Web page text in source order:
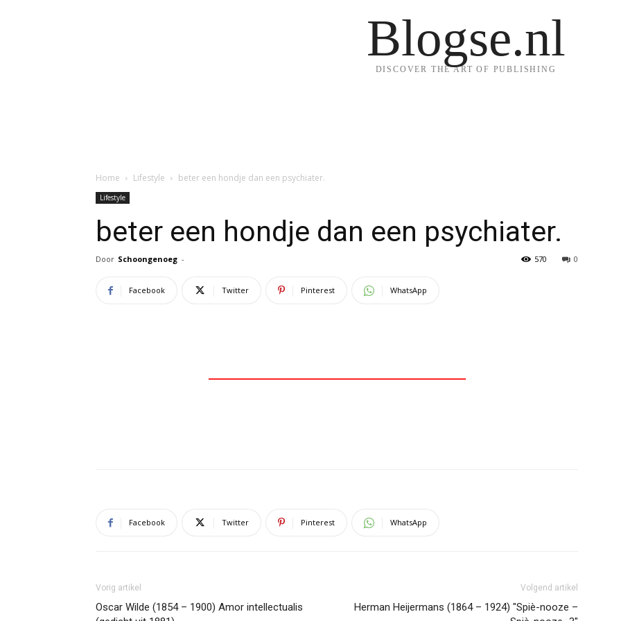
Blogse.nl
DISCOVER THE ART OF PUBLISHING
Home Lifestyle beter een hondje dan een psychiater.
Lifestyle
beter een hondje dan een psychiater.
Door Schoongenoeg - 0
570
Facebook Twitter Pinterest WhatsApp
Facebook Twitter Pinterest WhatsApp
Vorig artikel
Oscar Wilde (1854 – 1900) Amor intellectualis
Volgend artikel
Herman Heijermans (1864 – 1924) "Spiè-nooze –